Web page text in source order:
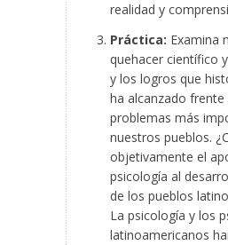
realidad y
Práctica: Examina
quehacer científico
y los logros que
ha alcanzado frente
problemas más
nuestros pueblos.
objetivamente el
psicología al
de los pueblos
La psicología y los
latinoamericanos